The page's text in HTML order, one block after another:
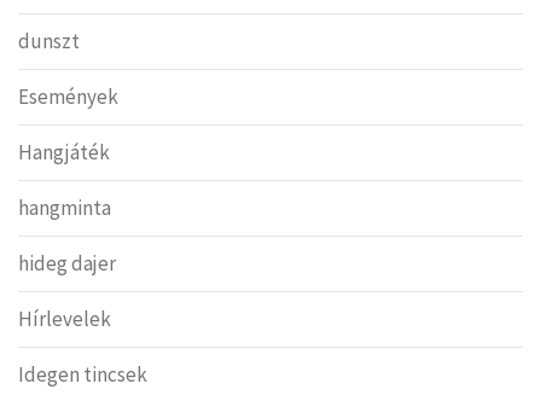
dunszt
Események
Hangjáték
hangminta
hideg dajer
Hírlevelek
Idegen tincsek